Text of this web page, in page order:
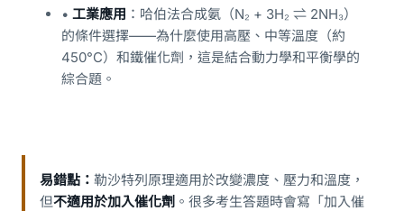
• 工業應用 ：哈伯法合成氨（N₂ + 3H₂ ⇌ 2NH₃）
的條件選擇——為什麼使用高壓、中等溫度（約
450°C）和鐵催化劑，這是結合動力學和平衡學的
綜合題。
易錯點： 勒沙特列原理適用於改變濃度、壓力和溫度，
但不適用於加入催化劑 。很多考生答題時會寫「加入催